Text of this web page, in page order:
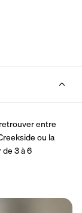
entre
ou la
3 à 6